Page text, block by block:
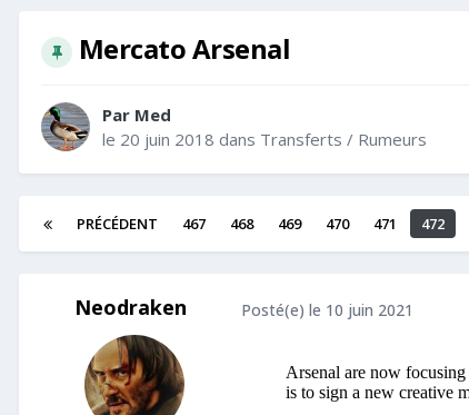
Mercato Arsenal
Par Med
le 20 juin 2018 dans Transferts / Rumeurs
PRÉCÉDENT 467 468 469 470 471 472
Neodraken Posté(e) le 10 juin 2021